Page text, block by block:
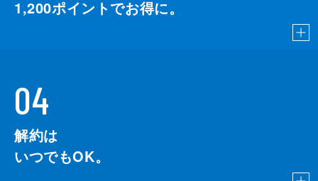
1,200ポイントでお得に。
04
解約は
いつでもOK。